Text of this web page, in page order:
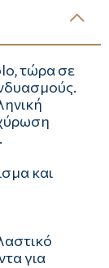
τώρα σε
και
για